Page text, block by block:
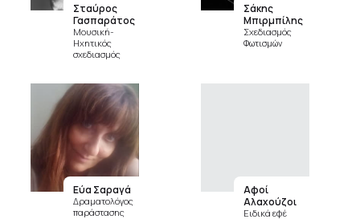
Σταύρος
Γασπαράτος
Μουσική-
Ηχητικός
σχεδιασμός
Σάκης
Μπιρμπίλης
Σχεδιασμός
Φωτισμών
Εύα Σαραγά
Δραματολόγος
παράστασης
Αφοί
Αλαχούζοι
Ειδικά εφέ